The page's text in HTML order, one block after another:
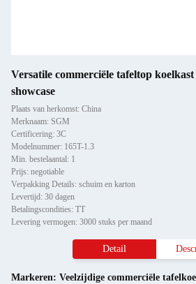
Versatile commerciële tafeltop
showcase
Plaats van herkomst: China
Merknaam: SGM
Certificering: 3C
Modelnummer: 165T-1.3
Min. bestelaantal: 1
Prijs: negotiable
Verpakking Details: schuim en karton
Levertijd: 30 dagen
Betalingscondities: TT
Levering vermogen: 3000 stuks per maand
Detail
Markeren: Veelzijdige commerciële